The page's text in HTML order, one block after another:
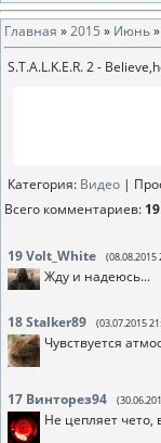
Главная »2015 » Июнь»
S.T.A.L.K.E.R. 2 -
Категория: Видео |
Всего комментариев: 19
19Volt_White (08.08.2015
Жду и надеюсь...
18Stalker89 (03.07.2015
Чувствуется
17 Винторез94
Не цепляет чето,